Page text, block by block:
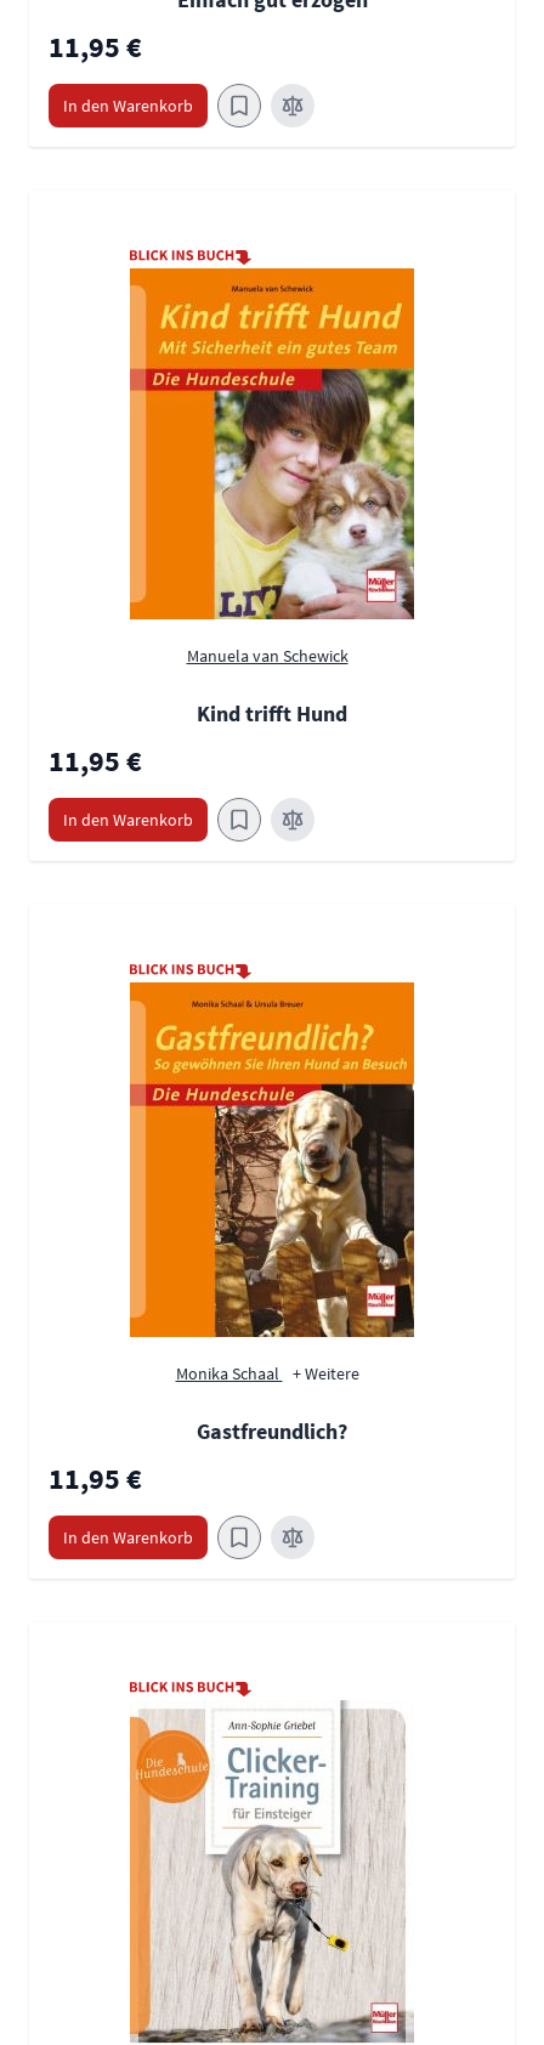
11,95 €
In den Warenkorb
Manuela van Schewick
Kind trifft Hund
11,95 €
In den Warenkorb
Monika Schaal + Weitere
Gastfreundlich?
11,95 €
In den Warenkorb